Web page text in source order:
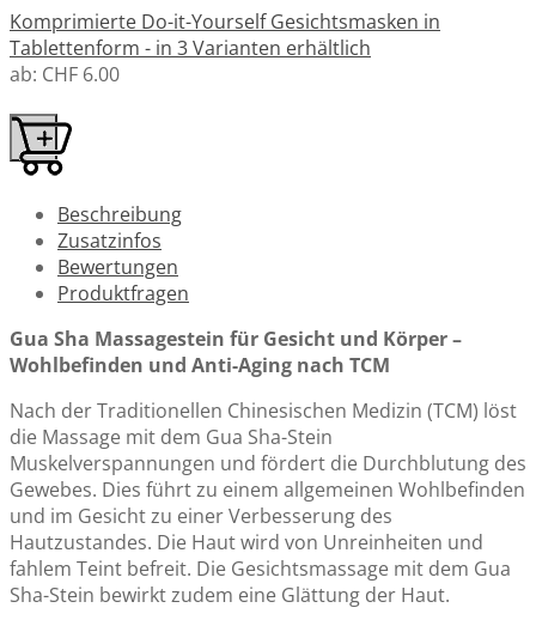
Komprimierte Do-it-Yourself Gesichtsmasken in
Tablettenform - in 3 Varianten erhältlich
ab: CHF 6.00
Beschreibung
Zusatzinfos
Bewertungen
Produktfragen
Gua Sha Massagestein für Gesicht und Körper –
Wohlbefinden und Anti-Aging nach TCM
Nach der Traditionellen Chinesischen Medizin (TCM) löst
die Massage mit dem Gua Sha-Stein
Muskelverspannungen und fördert die Durchblutung des
Gewebes. Dies führt zu einem allgemeinen Wohlbefinden
und im Gesicht zu einer Verbesserung des
Hautzustandes. Die Haut wird von Unreinheiten und
fahlem Teint befreit. Die Gesichtsmassage mit dem Gua
Sha-Stein bewirkt zudem eine Glättung der Haut.